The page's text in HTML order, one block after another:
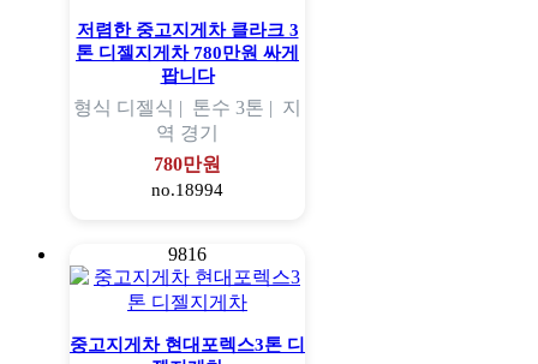
저렴한 중고지게차 클라크 3
톤 디젤지게차 780만원 싸게
팝니다
형식 디젤식 | 톤수 3톤 | 지
역 경기
780만원
no.18994
9816
중고지게차 현대포렉스3톤 디